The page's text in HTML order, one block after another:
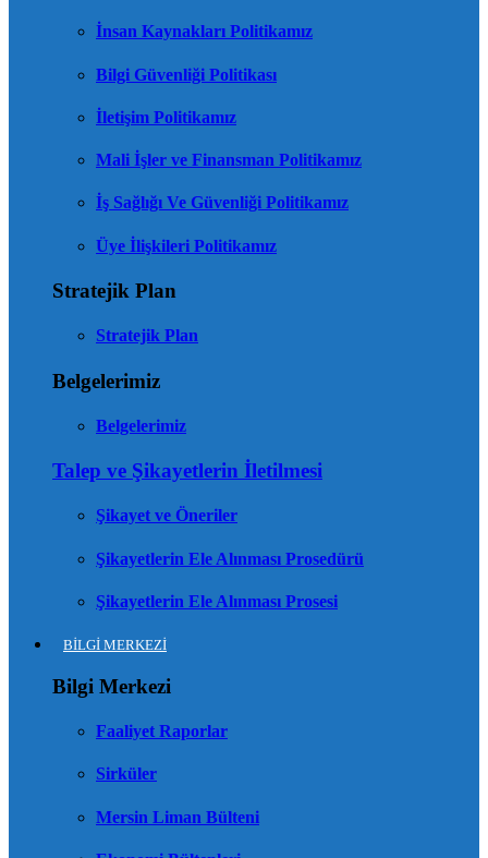
İnsan Kaynakları Politikamız
Bilgi Güvenliği Politikası
İletişim Politikamız
Mali İşler ve Finansman Politikamız
İş Sağlığı Ve Güvenliği Politikamız
Üye İlişkileri Politikamız
Stratejik Plan
Stratejik Plan
Belgelerimiz
Belgelerimiz
Talep ve Şikayetlerin İletilmesi
Şikayet ve Öneriler
Şikayetlerin Ele Alınması Prosedürü
Şikayetlerin Ele Alınması Prosesi
BİLGİ MERKEZİ
Bilgi Merkezi
Faaliyet Raporlar
Sirküler
Mersin Liman Bülteni